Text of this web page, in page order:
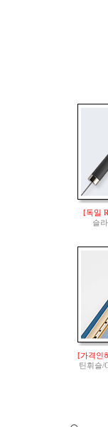
[독일
슬
[가격인
틴휘슬/